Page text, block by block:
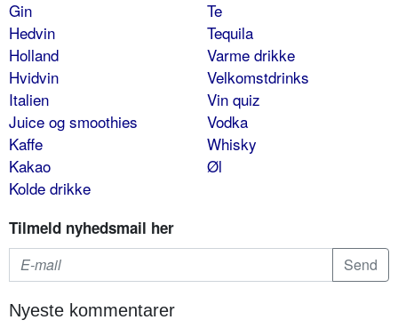
Gin
Hedvin
Holland
Hvidvin
Italien
Juice og smoothies
Kaffe
Kakao
Kolde drikke
Te
Tequila
Varme drikke
Velkomstdrinks
Vin quiz
Vodka
Whisky
Øl
Tilmeld nyhedsmail her
Nyeste kommentarer